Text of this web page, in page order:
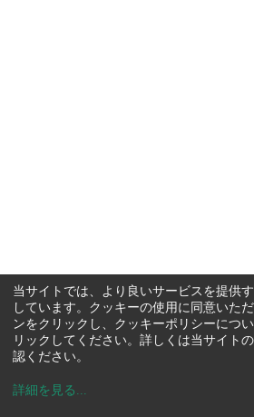
当サイトでは、より良いサービスを提供
しています。クッキーの使用に同意いた
ンをクリックし、クッキーポリシーにつ
リックしてください。詳しくは当サイトの
認ください。
詳細を見る ...